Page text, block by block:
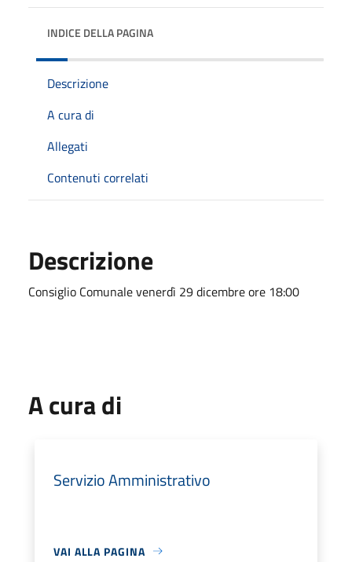
INDICE DELLA PAGINA
Descrizione
A cura di
Allegati
Contenuti correlati
Descrizione
Consiglio Comunale venerdì 29 dicembre ore 18:00
A cura di
Servizio Amministrativo
VAI ALLA PAGINA